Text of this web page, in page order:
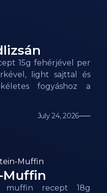
15g fehérjével per
light sajttal és
fogyáshoz a
July 24, 2026
Muffin
muffin recept 18g